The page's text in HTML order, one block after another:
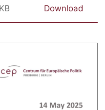
Download